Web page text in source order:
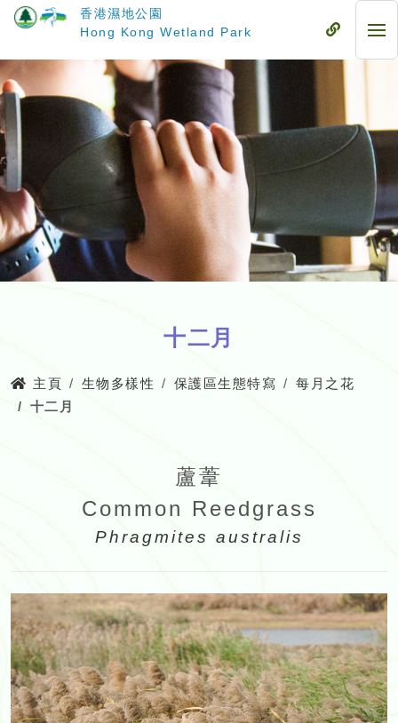
要
內
容
香港濕地公園
Hong Kong Wetland Park
流
流
動
十二月
主頁 生物多樣性 保護區生態特寫
每月之花
十二月
蘆葦
Common Reedgrass
Phragmites australis